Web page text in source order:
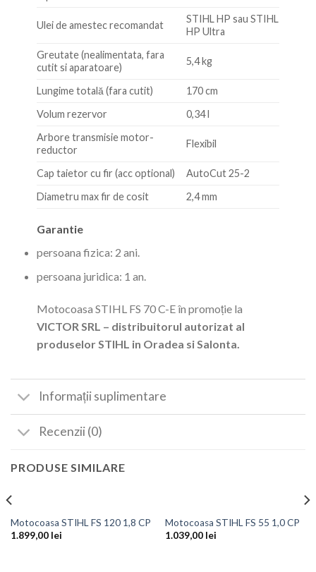
Ulei de amestec recomandat
STIHL HP sau STIHL
HP Ultra
Greutate (nealimentata, fara
cutit si aparatoare)
5,4 kg
Lungime totală (fara cutit)
170 cm
Volum rezervor
0,34 l
Arbore transmisie motor-
reductor
Flexibil
Cap taietor cu fir (acc optional)
AutoCut 25-2
Diametru max fir de cosit
2,4 mm
Garantie
persoana fizica: 2 ani.
persoana juridica: 1 an.
Motocoasa STIHL FS 70 C-E în promoție la
VICTOR SRL – distribuitorul autorizat al
produselor STIHL in Oradea si Salonta.
Informații suplimentare
Recenzii (0)
PRODUSE SIMILARE
Motocoasa STIHL FS 120 1,8 CP
1.899,00 lei
Motocoasa STIHL FS 55 1,0 CP
1.039,00 lei